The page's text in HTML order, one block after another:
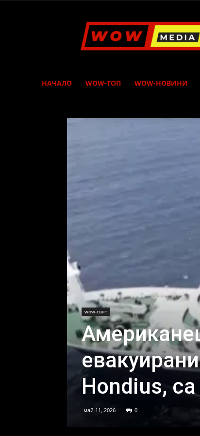
Media
НАЧАЛО WOW-ТОП WOW-НОВИНИ
wow-свят
Hondius,
май 11, 2026 0